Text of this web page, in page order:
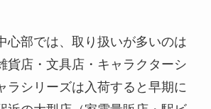
心部では、取り扱いが多いのは
貨店・文具店・キャラクターシ
ラシリーズは入荷すると早期に